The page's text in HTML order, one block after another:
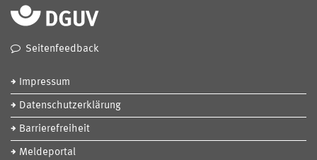
Seitenfeedback
Impressum
Datenschutzerklärung
Barrierefreiheit
Meldeportal